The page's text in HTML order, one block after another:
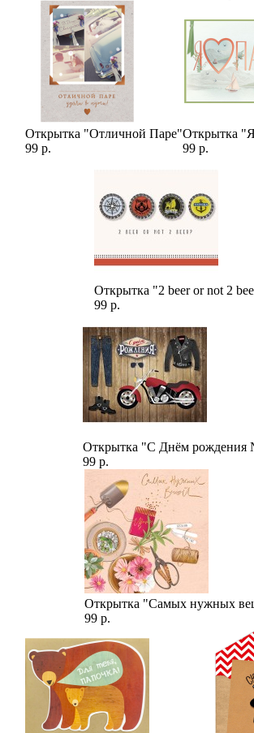
Открытка "Отличной Паре"
99 р.
Открытка
99 р.
Открытка "2 beer or not 2
99 р.
Открытка "С Днём рождения
99 р.
Открытка "Самых нужных
99 р.